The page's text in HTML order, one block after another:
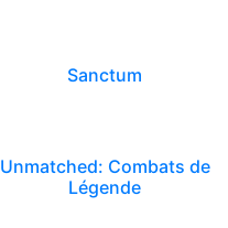
Sanctum
Unmatched: Combats de
Légende